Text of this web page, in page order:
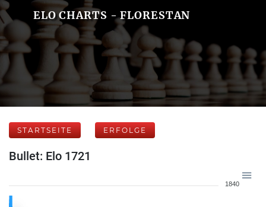
ELO CHARTS - FLORESTAN
STARTSEITE ERFOLGE
Bullet: Elo 1721
1840